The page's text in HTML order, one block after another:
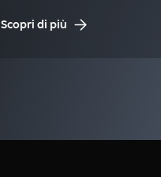
dedicata all’inclusione e
Scopri di più